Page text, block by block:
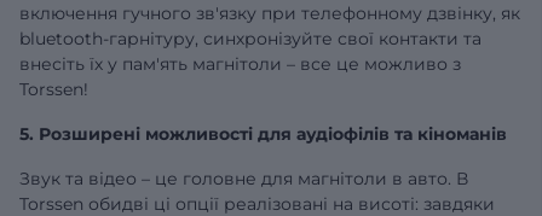
включення гучного зв'язку при телефонному дзвінку, як
bluetooth-гарнітуру, синхронізуйте свої контакти та
внесіть їх у пам'ять магнітоли – все це можливо з
Torssen!
5. Розширені можливості для аудіофілів та кіноманів
Звук та відео – це головне для магнітоли в авто. В
Torssen обидві ці опції реалізовані на висоті: завдяки